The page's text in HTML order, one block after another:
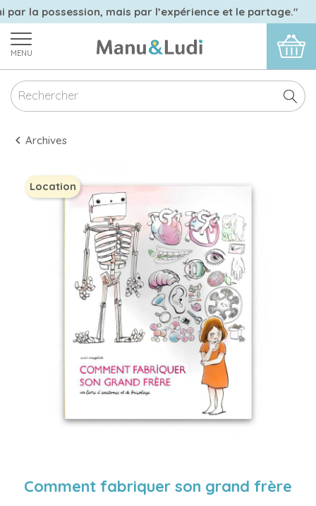
la possession, mais par l’expérience et le partage."
MENU
Archives
Location
Comment fabriquer son grand frère